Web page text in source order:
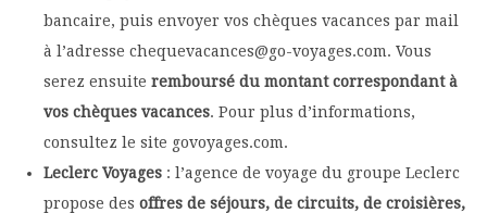
bancaire, puis envoyer vos chèques vacances par mail
à l’adresse chequevacances@go-voyages.com. Vous
serez ensuite remboursé du montant correspondant à
vos chèques vacances. Pour plus d’informations,
consultez le site govoyages.com.
Leclerc Voyages : l’agence de voyage du groupe Leclerc
propose des offres de séjours, de circuits, de croisières,